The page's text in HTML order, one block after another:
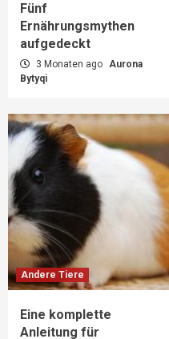
Fünf
Ernährungsmythen
aufgedeckt
3 Monaten ago Aurona
Bytyqi
Andere Tiere
Eine komplette
Anleitung für